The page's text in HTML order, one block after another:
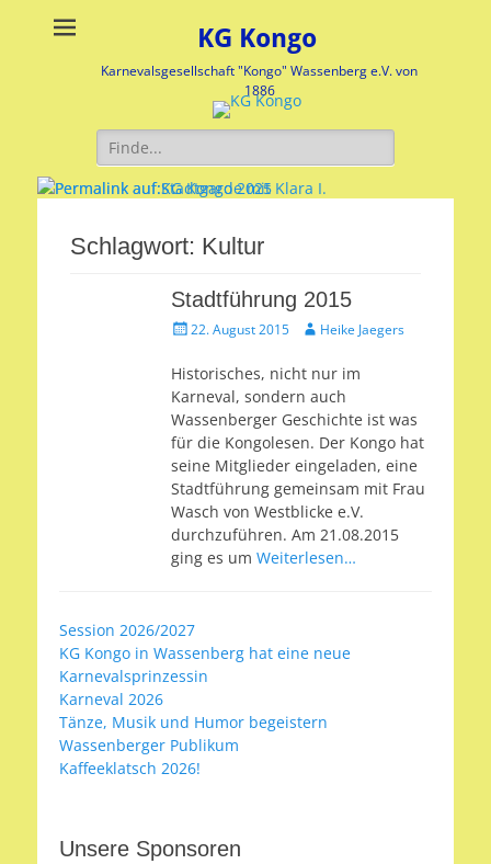
KG Kongo
Karnevalsgesellschaft "Kongo" Wassenberg e.V. von
1886
Suche
nach:
KG Kongo 2025
Veröffentlicht
Stadtgarde mit Klara I.
Veröffentlicht
Schlagwort: Kultur
Stadtführung 2015
Veröffentlicht
22. August 2015 AutorHeike Jaegers
Historisches, nicht nur im
Karneval, sondern auch
Wassenberger Geschichte ist was
für die Kongolesen. Der Kongo hat
seine Mitglieder eingeladen, eine
Stadtführung gemeinsam mit Frau
Wasch von Westblicke e.V.
durchzuführen. Am 21.08.2015
ging es um Weiterlesen…
Session 2026/2027
KG Kongo in Wassenberg hat eine neue
Karnevalsprinzessin
Karneval 2026
Tänze, Musik und Humor begeistern
Wassenberger Publikum
Kaffeeklatsch 2026!
Unsere Sponsoren